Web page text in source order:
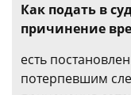
Как подать в
причинение
есть
потерпевшим